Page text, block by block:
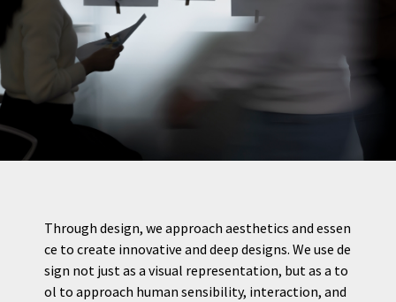
Through design, we approach aesthetics and essen
ce to create innovative and deep designs. We use de
sign not just as a visual representation, but as a to
ol to approach human sensibility, interaction, and